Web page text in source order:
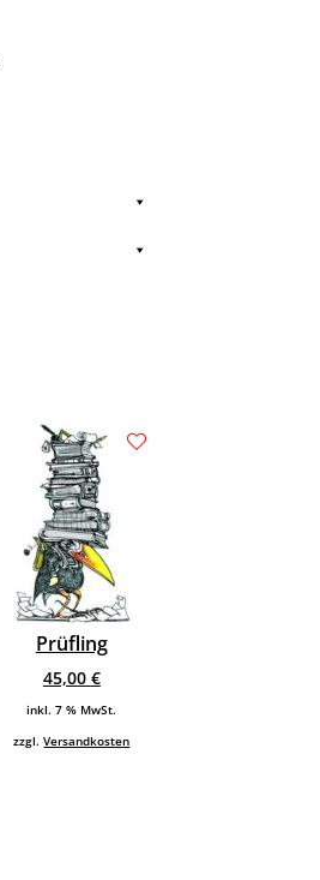
Prüfling
45,00 €
inkl. 7 % MwSt.
zzgl.Versandkosten